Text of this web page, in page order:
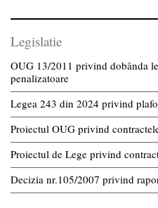
Legislatie
OUG 13/2011 privind dobânda
penalizatoare
Legea 243 din 2024 privind
Proiectul OUG privind
Proiectul de Lege privind
Decizia nr.105/2007 privind